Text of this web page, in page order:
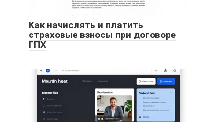
Как начислять и платить
страховые взносы при договоре
ГПХ